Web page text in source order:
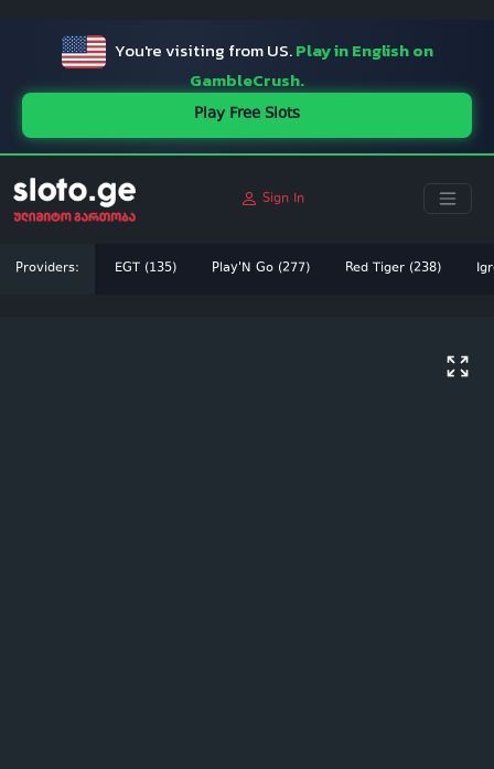
You're visiting from US.Play in English on
GambleCrush.
Play Free Slots
Sign In
Providers: EGT (135) Play'N Go (277) Red Tiger (238)